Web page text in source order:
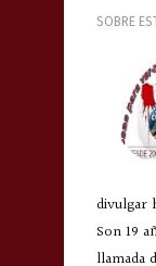
SOBRE
divulgar
Son 19
llamada